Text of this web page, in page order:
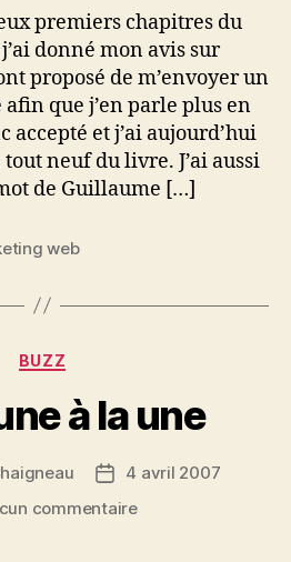
complet
premiers chapitres du
donné mon avis sur
proposé de m’envoyer un
que j’en parle plus en
accepté et j’ai aujourd’hui
neuf du livre. J’ai aussi
de Guillaume […]
web
Catégories
BUZZ
à la une
Date
de
4 avril 2007
commentairesur